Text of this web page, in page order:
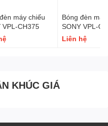
máy chiếu
VPL-CH375
Bóng đèn
SONY VPL-
Liên hệ
KHÚC GIÁ